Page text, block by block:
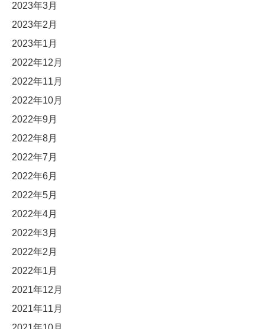
2023年3月
2023年2月
2023年1月
2022年12月
2022年11月
2022年10月
2022年9月
2022年8月
2022年7月
2022年6月
2022年5月
2022年4月
2022年3月
2022年2月
2022年1月
2021年12月
2021年11月